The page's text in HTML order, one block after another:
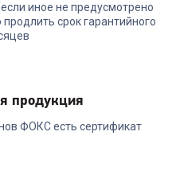
иное не предусмотрено
срок гарантийного
продукция
ФОКС есть сертификат